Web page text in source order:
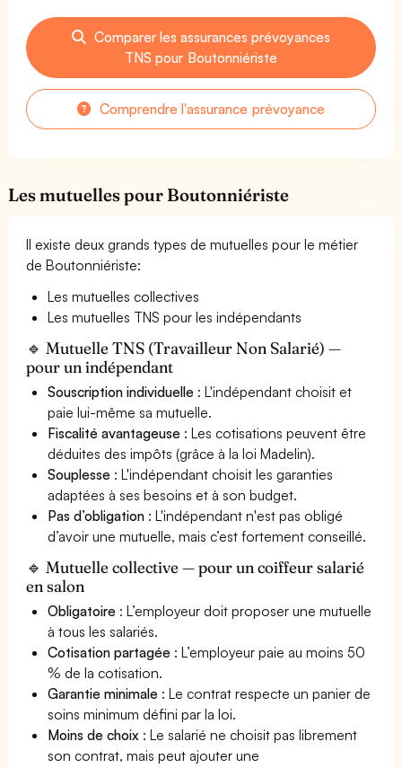
Comparer les assurances prévoyances
TNS pour Boutonniériste
Comprendre l'assurance prévoyance
Les mutuelles pour Boutonniériste
Il existe deux grands types de mutuelles pour le métier
de Boutonniériste:
Les mutuelles collectives
Les mutuelles TNS pour les indépendants
🔹 Mutuelle TNS (Travailleur Non Salarié) —
pour un indépendant
Souscription individuelle : L'indépendant choisit et
paie lui-même sa mutuelle.
Fiscalité avantageuse : Les cotisations peuvent être
déduites des impôts (grâce à la loi Madelin).
Souplesse : L'indépendant choisit les garanties
adaptées à ses besoins et à son budget.
Pas d’obligation : L'indépendant n'est pas obligé
d’avoir une mutuelle, mais c’est fortement conseillé.
🔹 Mutuelle collective — pour un coiffeur salarié
en salon
Obligatoire : L’employeur doit proposer une mutuelle
à tous les salariés.
Cotisation partagée : L’employeur paie au moins 50
% de la cotisation.
Garantie minimale : Le contrat respecte un panier de
soins minimum défini par la loi.
Moins de choix : Le salarié ne choisit pas librement
son contrat, mais peut ajouter une